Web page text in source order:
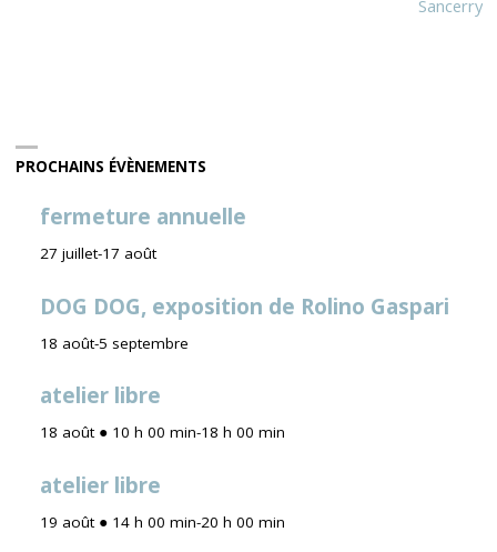
Sancerry
PROCHAINS ÉVÈNEMENTS
fermeture annuelle
27 juillet-17 août
DOG DOG, exposition de Rolino Gaspari
18 août-5 septembre
atelier libre
18 août ● 10 h 00 min-18 h 00 min
atelier libre
19 août ● 14 h 00 min-20 h 00 min